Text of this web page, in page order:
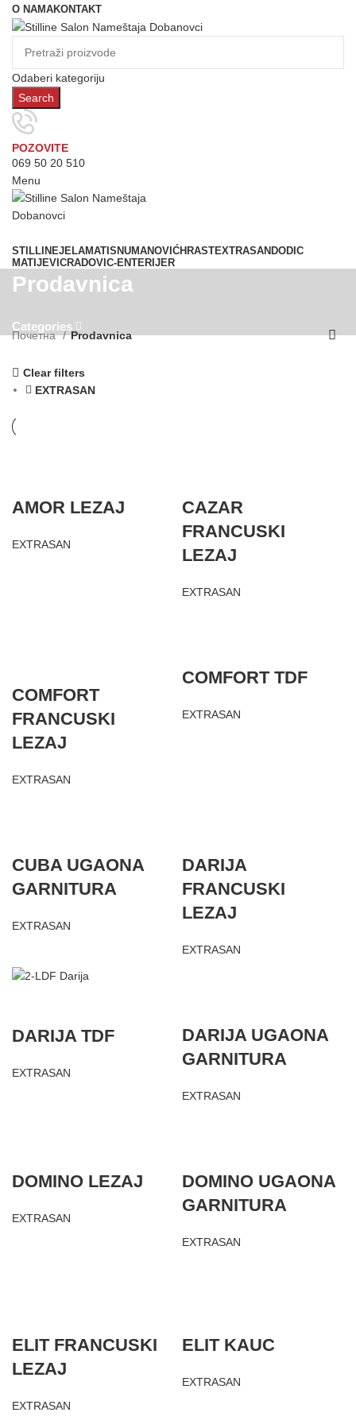
O NAMAKONTAKT
Odaberi kategoriju
Search
POZOVITE
069 50 20 510
Menu
STILLINEJELAMATIS NUMANOVIĆHRASTEXTRASAN DODIC
MATIJEVICRADOVIC-ENTERIJER
Prodavnica
Categories
Почетна Prodavnica
Clear filters
EXTRASAN
AMOR LEZAJ
EXTRASAN
CAZAR
FRANCUSKI
LEZAJ
EXTRASAN
COMFORT
FRANCUSKI
LEZAJ
EXTRASAN
COMFORT TDF
EXTRASAN
CUBA UGAONA
GARNITURA
EXTRASAN
DARIJA
FRANCUSKI
LEZAJ
EXTRASAN
DARIJA TDF
EXTRASAN
DARIJA UGAONA
GARNITURA
EXTRASAN
DOMINO LEZAJ
EXTRASAN
DOMINO UGAONA
GARNITURA
EXTRASAN
ELIT FRANCUSKI
LEZAJ
EXTRASAN
ELIT KAUC
EXTRASAN